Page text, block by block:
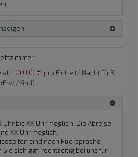
ab 100,00 € pro Einheit/ Nacht für 3
Kind)
Uhr bis XX Uhr möglich. Die Abreise
XX Uhr möglich.
sind nach Rücksprache
Sie sich ggf. rechtzeitig bei uns für